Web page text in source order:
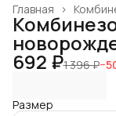
Главная ›
692 ₽1 396 ₽−
Размер